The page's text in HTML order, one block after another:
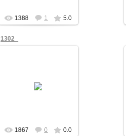
1388 1 5.0
1302_
1867 0 0.0